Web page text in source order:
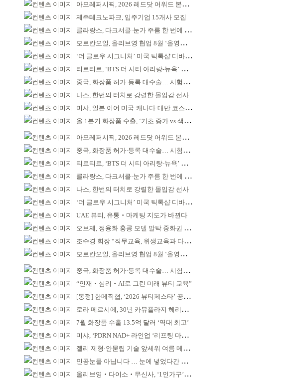
아모레퍼시픽, 2026 레드닷 어워드 본상 2개 수상
제주테크노파크, 입주기업 15개사 모집
클라랑스, 다크서클·눈가 주름 한 번에 더블 케어
모로칸오일, 올리브영 협업 8월 ‘올영픽’ 선정
‘더 글로우 시그니처’ 미국 틱톡샵 디바이스 부문 1위
티르티르, ‘BTS 더 시티 아리랑-뉴욕’ 참여
중국, 화장품 허가·등록 대수술… 시험자료 공용 허용
나스, 한번의 터치로 강렬한 몰입감 선사
미샤, 일본 이어 미국·캐나다·대만 코스트코 동시 입점
올 1분기 화장품 수출, ‘기초 증가 vs 색조 감소’
아모레퍼시픽, 2026 레드닷 어워드 본상 2개 수상
중국, 화장품 허가·등록 대수술… 시험자료 공용 허용
티르티르, ‘BTS 더 시티 아리랑-뉴욕’ 참여
클라랑스, 다크서클·눈가 주름 한 번에 더블 케어
나스, 한번의 터치로 강렬한 몰입감 선사
‘더 글로우 시그니처’ 미국 틱톡샵 디바이스 부문 1위
UAE 뷰티, 유통‧마케팅 지도가 바뀐다
오브제, 정용화 홍콩 모델 발탁 중화권 공략 강화
조수경 회장 “직무교육, 위생교육과 다르다”
모로칸오일, 올리브영 협업 8월 ‘올영픽’ 선정
중국, 화장품 허가·등록 대수술… 시험자료 공용 허용
“인재‧심리‧AI로 그린 미래 뷰티 교육”
[동정] 한메직협, ‘2026 뷰티페스타’ 공동 주최
로라 메르시에, 30년 카뮤플라지 헤리티지 담아
7월 화장품 수출 13.5억 달러 ‘역대 최고’
미샤, ‘PDRN NAD+ 라인업 ‘리프팅 마스크’ 출시
젤리 제형·안묻립 기술 앞세워 여름 메이크업 시장 공략
인공눈물 아닙니다 … 눈에 넣었다간 각막 손상
올리브영‧다이소‧무신사, ‘1인가구’가 이끈다